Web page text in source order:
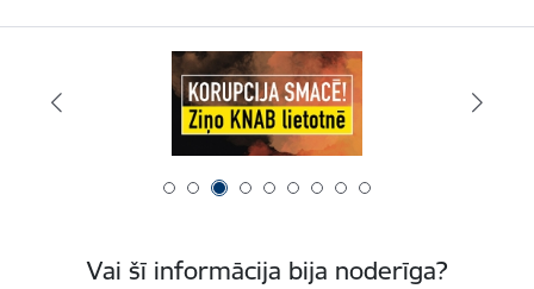
Vai šī informācija bija noderīga?